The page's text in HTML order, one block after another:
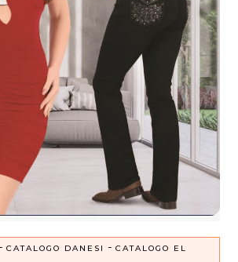
- CATALOGO DANESI - CATALOGO EL